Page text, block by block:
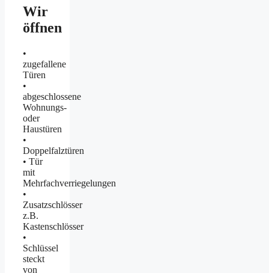
Wir
öffnen
•
zugefallene
Türen
•
abgeschlossene
Wohnungs-
oder
Haustüren
•
Doppelfalztüren
• Tür
mit
Mehrfachverriegelungen
•
Zusatzschlösser
z.B.
Kastenschlösser
•
Schlüssel
steckt
von